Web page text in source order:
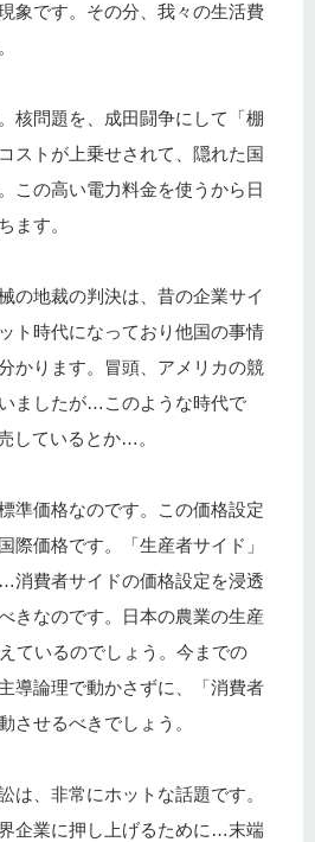
象です。その分、我々の生活費
核問題を、成田闘争にして「棚
ストが上乗せされて、隠れた国
この高い電力料金を使うから日
ます。
の地裁の判決は、昔の企業サイ
ト時代になっており他国の事情
かります。冒頭、アメリカの競
ましたが…このような時代で
しているとか…。
準価格なのです。この価格設定
際価格です。「生産者サイド」
消費者サイドの価格設定を浸透
きなのです。日本の農業の生産
ているのでしょう。今までの
導論理で動かさずに、「消費者
させるべきでしょう。
は、非常にホットな話題です。
企業に押し上げるために…末端